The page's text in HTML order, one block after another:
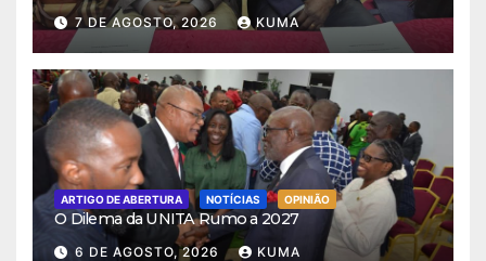
7 DE AGOSTO, 2026 KUMA
ARTIGO DE ABERTURA NOTÍCIAS OPINIÃO
O Dilema da UNITA Rumo a 2027
6 DE AGOSTO, 2026 KUMA